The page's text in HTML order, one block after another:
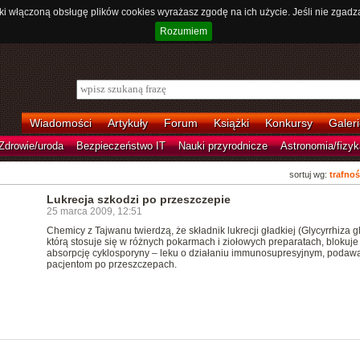
obsługę plików cookies wyrażasz zgodę na ich użycie. Jeśli nie
Rozumiem
Wiadomości Artykuły Forum Książki Konkursy
uroda Bezpieczeństwo IT Nauki przyrodnicze Astronomia/
sortuj wg:
Lukrecja szkodzi po przeszczepie
25 marca 2009, 12:51
Chemicy z Tajwanu twierdzą, że składnik lukrecji gładkiej (Glycyrrhiza
którą stosuje się w różnych pokarmach i ziołowych preparatach, blokuje
absorpcję cyklosporyny – leku o działaniu immunosupresyjnym,
pacjentom po przeszczepach.